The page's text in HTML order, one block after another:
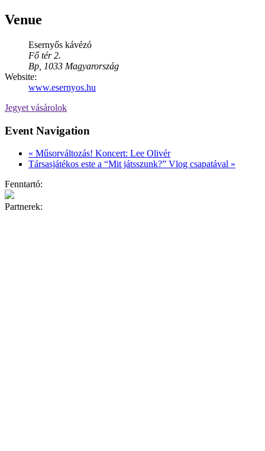
Venue
Esernyős kávézó
Fő tér 2.
Bp 1033 Magyarország
Website:
www.esernyos.hu
Jegyet vásárolok
Event Navigation
« Műsorváltozás! Koncert: Lee Olivér
Társasjátékos este a “Mit játsszunk?” Vlog csapatával »
Fenntartó:
Partnerek: